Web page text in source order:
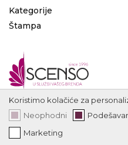
Kategorije
Štampa
Koristimo kolačiće za
Neophodni
Marketing